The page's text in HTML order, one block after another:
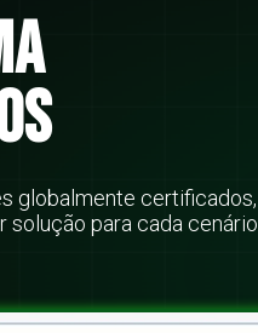
globalmente certificados,
para cada cenário.